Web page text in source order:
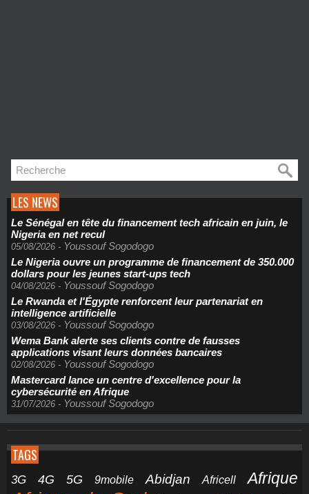
LES NEWS
Le Sénégal en tête du financement tech africain en juin, le
Nigeria en net recul
05/08/2026 - Youssouf Sogodogo
Le Nigeria ouvre un programme de financement de 350.000
dollars pour les jeunes start-ups tech
04/08/2026 - Youssouf Sogodogo
Le Rwanda et l'Égypte renforcent leur partenariat en
intelligence artificielle
03/08/2026 - Youssouf Sogodogo
Wema Bank alerte ses clients contre de fausses
applications visant leurs données bancaires
02/08/2026 - Youssouf Sogodogo
Mastercard lance un centre d'excellence pour la
cybersécurité en Afrique
31/07/2026 - Youssouf Sogodogo
TAGS
3G 4G 5G 9mobile Abidjan Africell Afrique